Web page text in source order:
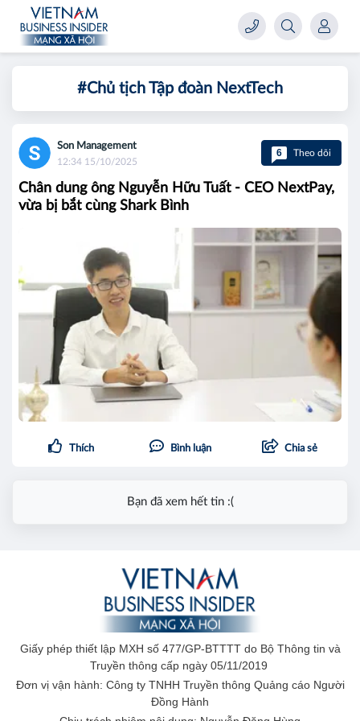
#Chủ tịch Tập đoàn NextTech
Son Management
12:34 15/10/2025
6 Theo dõi
Chân dung ông Nguyễn Hữu Tuất - CEO NextPay,
vừa bị bắt cùng Shark Bình
Thích Bình luận Chia sẻ
Bạn đã xem hết tin :(
Giấy phép thiết lập MXH số 477/GP-BTTTT do Bộ Thông tin và
Truyền thông cấp ngày 05/11/2019
Đơn vị vận hành: Công ty TNHH Truyền thông Quảng cáo Người
Đồng Hành